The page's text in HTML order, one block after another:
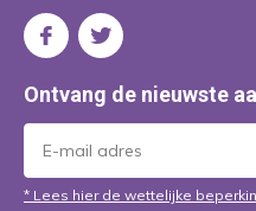
Ontvang de nieuwste
* Lees hier de wettelijke